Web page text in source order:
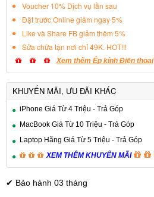
Voucher 10% Dịch vụ lần sau
Đặt trước Online giảm ngay 5%
Like và Share FB giảm thêm 5%
Sửa chữa tận nơi chỉ 49K. HOT!!!
Xem thêm Ép kính Điện thoại
KHUYẾN MÃI, ƯU ĐÃI KHÁC
iPhone Giá Từ 4 Triệu - Trả Góp
MacBook Giá Từ 10 Triệu - Trả Góp
Laptop Hãng Giá Từ 5 Triệu - Trả Góp
XEM THÊM KHUYẾN MÃI
✔ Bảo hành 03 tháng